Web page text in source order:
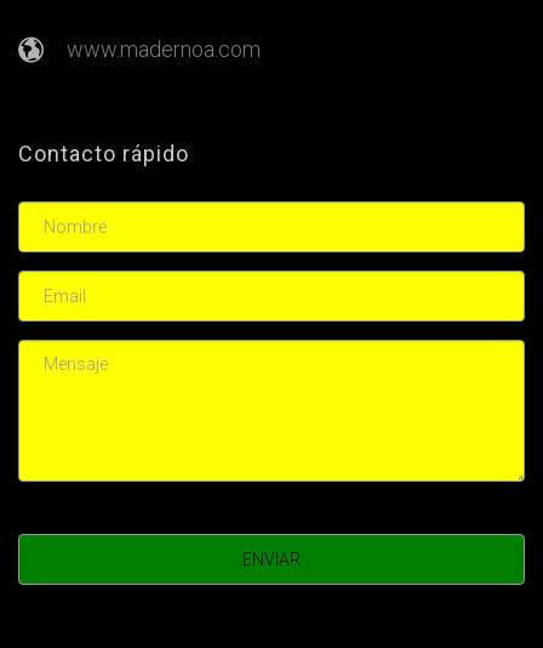
www.madernoa.com
Contacto rápido